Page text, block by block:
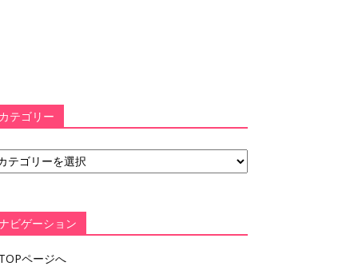
カテゴリー
ビゲーション
TOPページへ